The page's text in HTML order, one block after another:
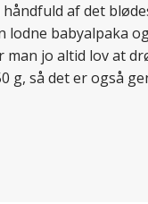
af det
lodne babyalpaka
jo altid lov at
g, så det er også